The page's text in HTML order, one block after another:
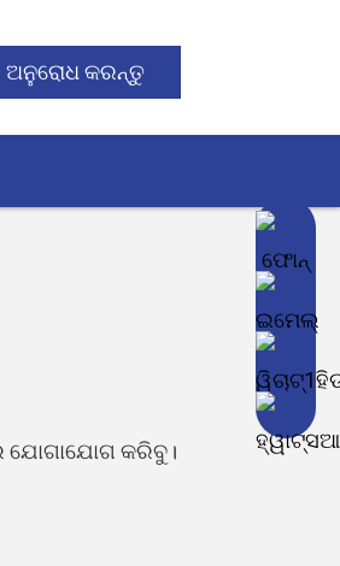
କରନ୍ତୁ
ଯୋଗାଯୋଗ କରିବୁ।